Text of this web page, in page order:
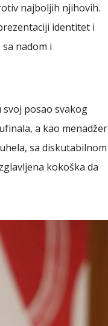
najboljih njihovih.
identitet i
nadom i
posao svakog
a kao menadžer
sa diskutabilnom
kokoška da